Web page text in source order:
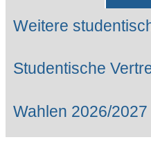
Weitere
Studentische
Wahlen 2026/2027